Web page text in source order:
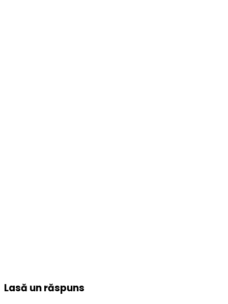
Lasă un răspuns